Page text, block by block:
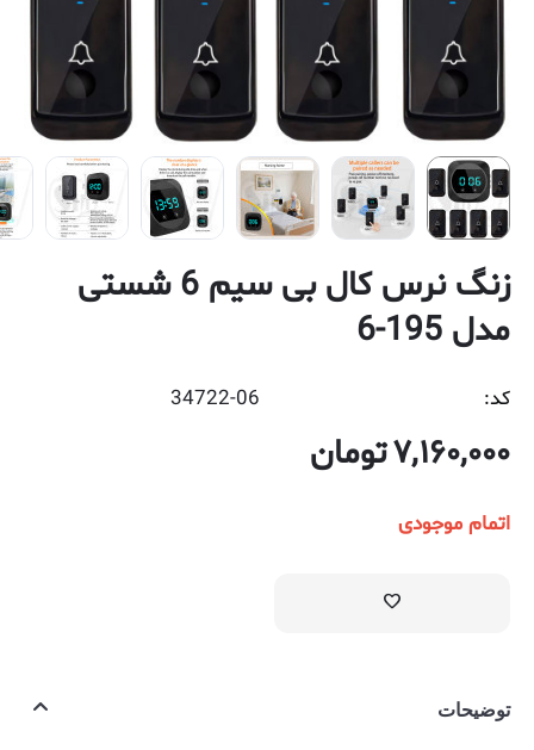
زنگ نرس کال بی سیم 6 شستی
مدل 195-6
کد: 34722-06
7,160,000تومان
اتمام موجودی
توضیحات